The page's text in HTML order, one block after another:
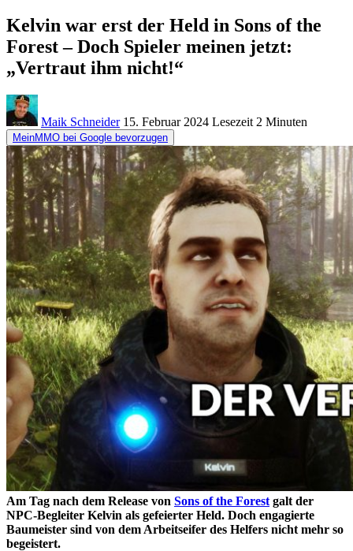
Kelvin war erst der Held in Sons of the
Forest – Doch Spieler meinen jetzt:
„Vertraut ihm nicht!“
Maik Schneider 15. Februar 2024 Lesezeit 2 Minuten
MeinMMO bei Google bevorzugen
Am Tag nach dem Release von Sons of the Forest galt der
NPC-Begleiter Kelvin als gefeierter Held. Doch engagierte
Baumeister sind von dem Arbeitseifer des Helfers nicht mehr so
begeistert.